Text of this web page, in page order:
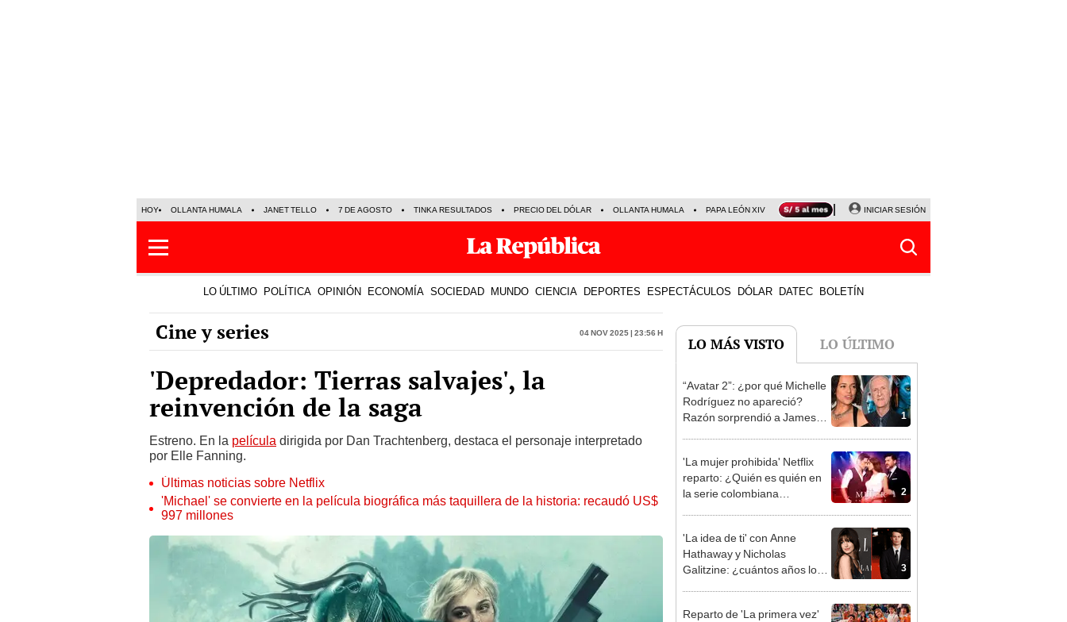
HOY OLLANTA HUMALA JANET TELLO 7 DE AGOSTO TINKA RESULTADOS PRECIO DEL DÓLAR OLLANTA HUMALA PAPA LEÓN XIV NALDY SALDAÑA LA BELLA LUZ
INICIAR SESIÓN
LO ÚLTIMO POLÍTICA OPINIÓN ECONOMÍA SOCIEDAD MUNDO CIENCIA DEPORTES ESPECTÁCULOS DÓLAR DATEC BOLETÍN
Cine y series 04 Nov 2025 | 23:56 h
'Depredador: Tierras salvajes', la
reinvención de la saga
Estreno. En la película dirigida por Dan Trachtenberg, destaca el personaje interpretado
por Elle Fanning.
Últimas noticias sobre Netflix
'Michael' se convierte en la película biográfica más taquillera de la historia: recaudó US$
997 millones
LO MÁS VISTO LO ÚLTIMO
1
“Avatar 2”: ¿por qué Michelle
Rodríguez no apareció?
Razón sorprendió a James
2
'La mujer prohibida' Netflix
reparto: ¿Quién es quién en
la serie colombiana
3
'La idea de ti' con Anne
Hathaway y Nicholas
Galitzine: ¿cuántos años los
Reparto de 'La primera vez'